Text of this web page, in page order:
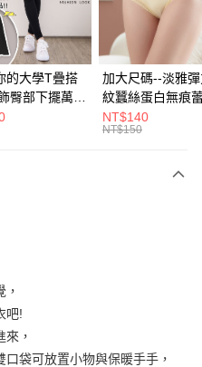
用戶可立即使用無須另外申請。
數、繳款截止日，確認付款後即完
依後續交易確認頁面所載為準。
或遇審核未通過，訂單將自動取
款」的支付方式。 讓您購物簡單
需儲值。
可結帳。
款。
的大學T疊搭
臀部下擺萬用
臀裙(黑2L-
眼圈熊中大
加大尺碼--淡雅
紋蠶絲蛋白無痕
角內褲(白.粉.藍.
3L)-L28眼圈熊中
NT$140
NT$150
吧!
，
袋可放置小物與保暖手手，